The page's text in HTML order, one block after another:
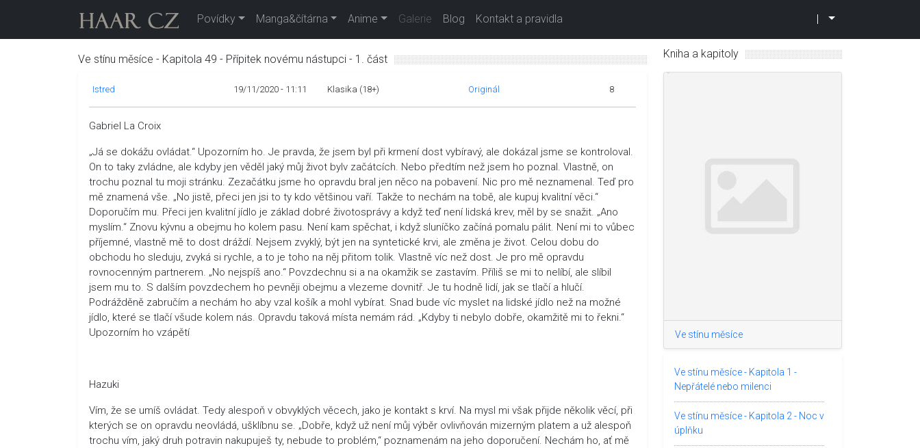
Povídky Manga&čítárna Anime Galerie Blog Kontakt a pravidla
Ve stínu měsíce - Kapitola 49 - Přípitek novému nástupci - 1. část
Istred 19/11/2020 - 11:11 Klasika (18+) Originál 8
Gabriel La Croix
„Já se dokážu ovládat.“ Upozorním ho. Je pravda, že jsem byl při krmení dost vybíravý, ale dokázal jsme se kontroloval.
On to taky zvládne, ale kdyby jen věděl jaký můj život bylv začátcích. Nebo předtím než jsem ho poznal. Vlastně, on
trochu poznal tu moji stránku. Zezačátku jsme ho opravdu bral jen něco na pobavení. Nic pro mě neznamenal. Teď pro
mě znamená vše. „No jistě, přeci jen jsi to ty kdo většinou vaří. Takže to nechám na tobě, ale kupuj kvalitní věci.“
Doporučím mu. Přeci jen kvalitní jídlo je základ dobré životosprávy a když teď není lidská krev, měl by se snažit. „Ano
myslím.“ Znovu kývnu a obejmu ho kolem pasu. Není kam spěchat, i když sluníčko začíná pomalu pálit. Není mi to vůbec
příjemné, vlastně mě to dost dráždí. Nejsem zvyklý, být jen na syntetické krvi, ale změna je život. Celou dobu do
obchodu ho sleduju, zvyká si rychle, a to je toho na něj přitom tolik. Vlastně víc než dost. Je pro mě opravdu
rovnocenným partnerem. „No nejspíš ano.“ Povzdechnu si a na okamžik se zastavím. Příliš se mi to nelíbí, ale slíbil
jsem mu to. S dalším povzdechem ho pevněji obejmu a vlezeme dovnitř. Je tu hodně lidí, jak se tlačí a hlučí.
Podrážděně zabručím a nechám ho aby vzal košík a mohl vybírat. Snad bude víc myslet na lidské jídlo než na možné
jídlo, které se tlačí všude kolem nás. Opravdu taková místa nemám rád. „Kdyby ti nebylo dobře, okamžitě mi to řekni.“
Upozorním ho vzápětí
Hazuki
Vím, že se umíš ovládat. Tedy alespoň v obvyklých věcech, jako je kontakt s krví. Na mysl mi však přijde několik věcí, při
kterých se on opravdu neovládá, ušklíbnu se. „Dobře, když už není můj výběr ovlivňován mizerným platem a už alespoň
trochu vím, jaký druh potravin nakupuješ ty, nebude to problém,“ poznamenám na jeho doporučení. Nechám ho, ať mě
Kniha a kapitoly
Ve stínu měsíce
Ve stínu měsíce - Kapitola 1 -
Nepřátelé nebo milenci
Ve stínu měsíce - Kapitola 2 - Noc v
úplňku